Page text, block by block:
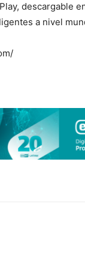
descargable
a nivel